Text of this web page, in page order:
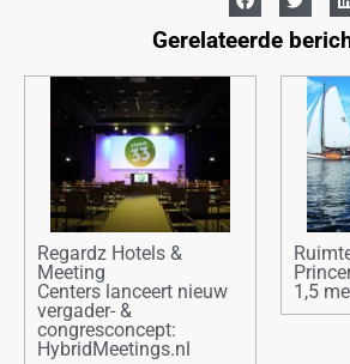
Gerelateerde
Regardz Hotels &
Meeting
Centers lanceert nieuw
vergader- &
congresconcept:
HybridMeetings.nl
1,5